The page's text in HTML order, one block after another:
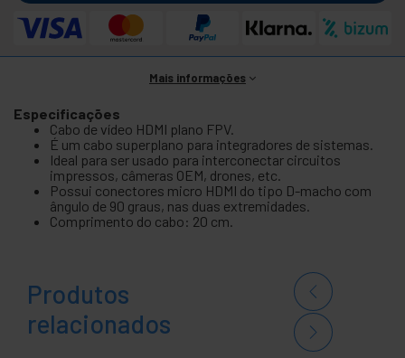
Mais informações
Especificações
Cabo de vídeo HDMI plano FPV.
É um cabo superplano para integradores de sistemas.
Ideal para ser usado para interconectar circuitos
impressos, câmeras OEM, drones, etc.
Possui conectores micro HDMI do tipo D-macho com
ângulo de 90 graus, nas duas extremidades.
Comprimento do cabo: 20 cm.
Produtos
relacionados